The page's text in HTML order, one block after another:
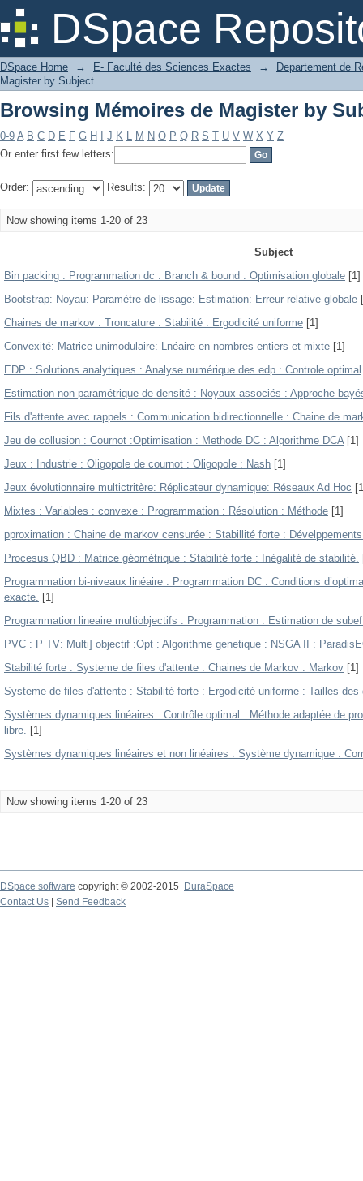
DSpace
Browsing Mémoires de Magister by
DSpace Home → E- Faculté des Sciences Exactes →
Departement de
Magister by Subject
Browsing Mémoires de Magister by
0-9 A B C D E F G H J K L M N O P Q R S T U V W X Y Z
Or enter first few letters:
Order: Results:
Now showing items 1-20 of 23
Subject
Bin packing : Programmation dc : Branch & bound : Optimisation globale [1]
Bootstrap: Noyau: Paramètre de lissage: Estimation: Erreur relative globale
Chaines de markov : Troncature : Stabilité : Ergodicité uniforme [1]
Convexité: Matrice unimodulaire: Lnéaire en nombres entiers et mixte [1]
EDP : Solutions analytiques : Analyse numérique des edp : Controle optimal
Estimation non paramétrique de densité : Noyaux associés : Approche
Fils d'attente avec rappels : Communication bidirectionnelle : Chaine de
Jeu de collusion : Cournot :Optimisation : Methode DC : Algorithme DCA[1]
Jeux : Industrie : Oligopole de cournot : Oligopole : Nash [1]
Jeux évolutionnaire multictritère: Réplicateur dynamique: Réseaux Ad Hoc
Mixtes : Variables : convexe : Programmation : Résolution : Méthode [1]
pproximation : Chaine de markov censurée : Stabillité forte :
Procesus QBD : Matrice géométrique : Stabilité forte : Inégalité de stabilité.
Programmation bi-niveaux linéaire : Programmation DC : Conditions
exacte. [1]
Programmation lineaire multiobjectifs : Programmation : Estimation de
PVC : P TV: Multi] objectif :Opt : Algorithme genetique : NSGA II :
Stabilité forte : Systeme de files d'attente : Chaines de Markov : Markov [1]
Systeme de files d'attente : Stabilité forte : Ergodicité uniforme : Tailles des
Systèmes dynamiques linéaires : Contrôle optimal : Méthode adaptée de
libre. [1]
Systèmes dynamiques linéaires et non linéaires : Système dynamique :
Now showing items 1-20 of 23
DSpace software copyright © 2002-2015
DuraSpace
Contact Us
Send Feedback